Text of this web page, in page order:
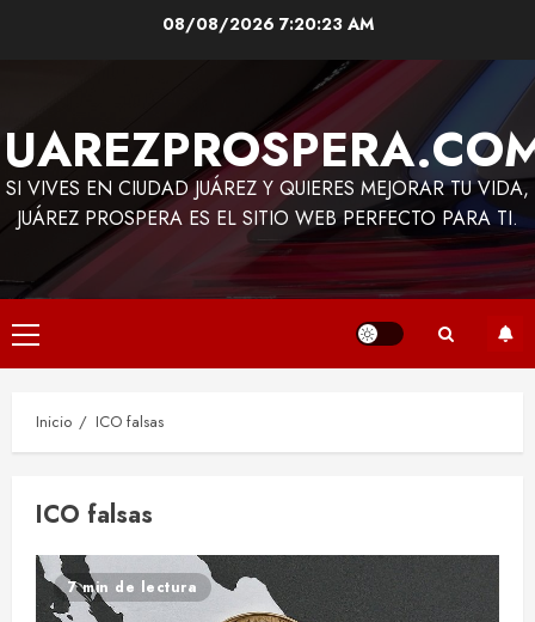
08/08/2026 7:20:24 AM
SI VIVES EN CIUDAD JUÁREZ Y QUIERES MEJORAR TU VIDA,
JUÁREZ PROSPERA ES EL SITIO WEB PERFECTO PARA TI.
Menú
principal
Inicio ICO falsas
ICO falsas
7 min de lectura